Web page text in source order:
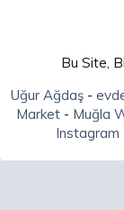
Bu Site,
Uğur Ağdaş-
Market - Muğla
Instagram